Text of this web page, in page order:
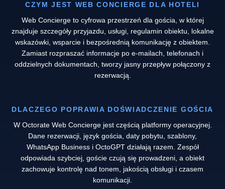
CZYM JEST WEB CONCIERGE DLA HOTELI
Web Concierge to cyfrowa przestrzeń dla gościa, w której
znajduje szczegóły przyjazdu, usługi, regulamin obiektu, lokalne
wskazówki, wsparcie i bezpośrednią komunikację z obiektem.
Zamiast rozpraszać informacje po e-mailach, telefonach i
oddzielnych dokumentach, tworzy jasny przepływ połączony z
rezerwacją.
DLACZEGO POPRAWIA DOŚWIADCZENIE GOŚCIA
W Octorate Web Concierge jest częścią platformy operacyjnej.
Dane rezerwacji, język gościa, daty pobytu, szablony,
WhatsApp Business i OctoGPT działają razem. Zespół
odpowiada szybciej, goście czują się prowadzeni, a obiekt
zachowuje kontrolę nad tonem, jakością obsługi i czasem
komunikacji.